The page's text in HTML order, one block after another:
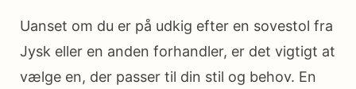
Uanset om du er på udkig efter en sovestol fra
Jysk eller en anden forhandler, er det vigtigt at
vælge en, der passer til din stil og behov. En